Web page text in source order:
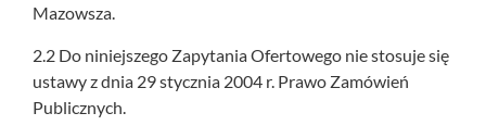
Mazowsza.
2.2 Do niniejszego Zapytania Ofertowego nie stosuje się
ustawy z dnia 29 stycznia 2004 r. Prawo Zamówień
Publicznych.